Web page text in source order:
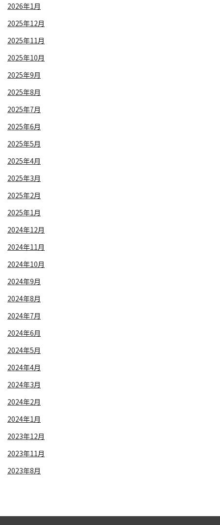
2026年1月
2025年12月
2025年11月
2025年10月
2025年9月
2025年8月
2025年7月
2025年6月
2025年5月
2025年4月
2025年3月
2025年2月
2025年1月
2024年12月
2024年11月
2024年10月
2024年9月
2024年8月
2024年7月
2024年6月
2024年5月
2024年4月
2024年3月
2024年2月
2024年1月
2023年12月
2023年11月
2023年8月